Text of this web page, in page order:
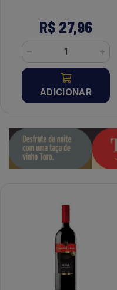
R$ 27,96
ADICIONAR